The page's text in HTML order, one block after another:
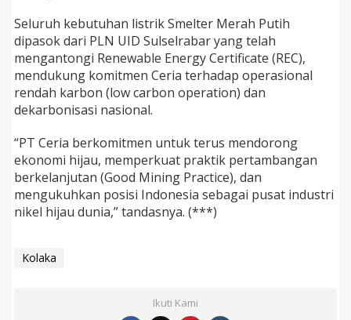
Seluruh kebutuhan listrik Smelter Merah Putih
dipasok dari PLN UID Sulselrabar yang telah
mengantongi Renewable Energy Certificate (REC),
mendukung komitmen Ceria terhadap operasional
rendah karbon (low carbon operation) dan
dekarbonisasi nasional.
“PT Ceria berkomitmen untuk terus mendorong
ekonomi hijau, memperkuat praktik pertambangan
berkelanjutan (Good Mining Practice), dan
mengukuhkan posisi Indonesia sebagai pusat industri
nikel hijau dunia,” tandasnya. (***)
Kolaka
Ikuti Kami